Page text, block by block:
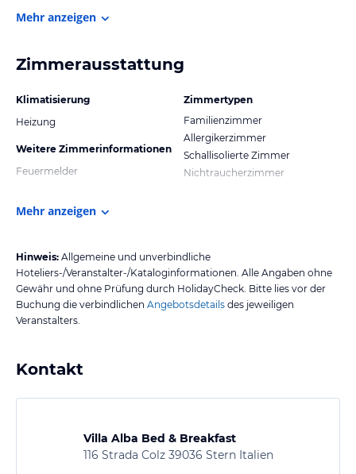
Mehr anzeigen
Zimmerausstattung
Klimatisierung
Heizung
Weitere Zimmerinformationen
Feuermelder
Zimmertypen
Familienzimmer
Allergikerzimmer
Schallisolierte Zimmer
Nichtraucherzimmer
Mehr anzeigen
Hinweis: Allgemeine und unverbindliche
Hoteliers-/Veranstalter-/Kataloginformationen. Alle Angaben ohne
Gewähr und ohne Prüfung durch HolidayCheck. Bitte lies vor der
Buchung die verbindlichen Angebotsdetails des jeweiligen
Veranstalters.
Kontakt
Villa Alba Bed & Breakfast
116 Strada Colz 39036 Stern Italien